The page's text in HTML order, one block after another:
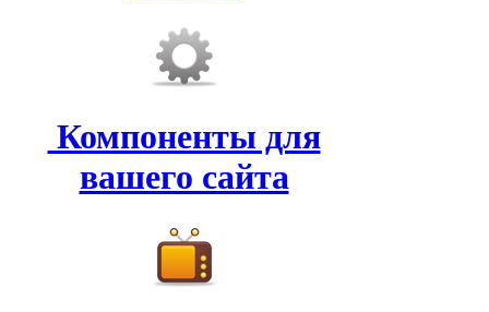
Компоненты для
вашего сайта